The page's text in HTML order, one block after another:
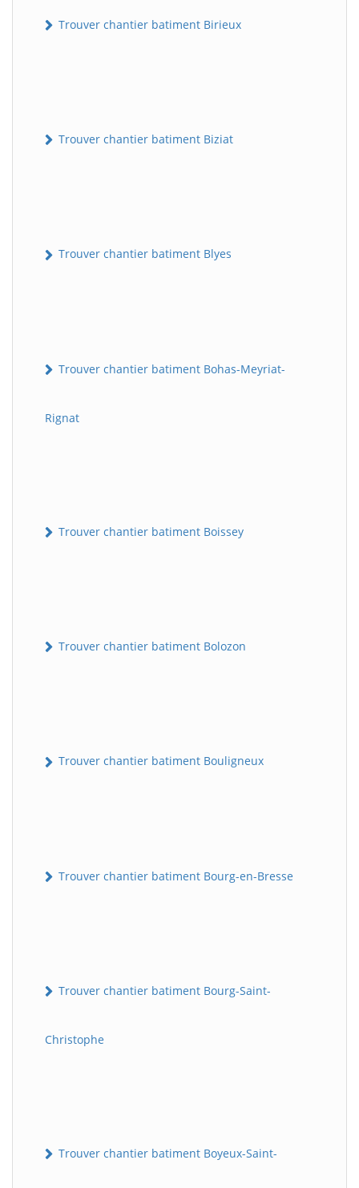
Trouver chantier batiment Birieux
Trouver chantier batiment Biziat
Trouver chantier batiment Blyes
Trouver chantier batiment Bohas-Meyriat-
Rignat
Trouver chantier batiment Boissey
Trouver chantier batiment Bolozon
Trouver chantier batiment Bouligneux
Trouver chantier batiment Bourg-en-Bresse
Trouver chantier batiment Bourg-Saint-
Christophe
Trouver chantier batiment Boyeux-Saint-